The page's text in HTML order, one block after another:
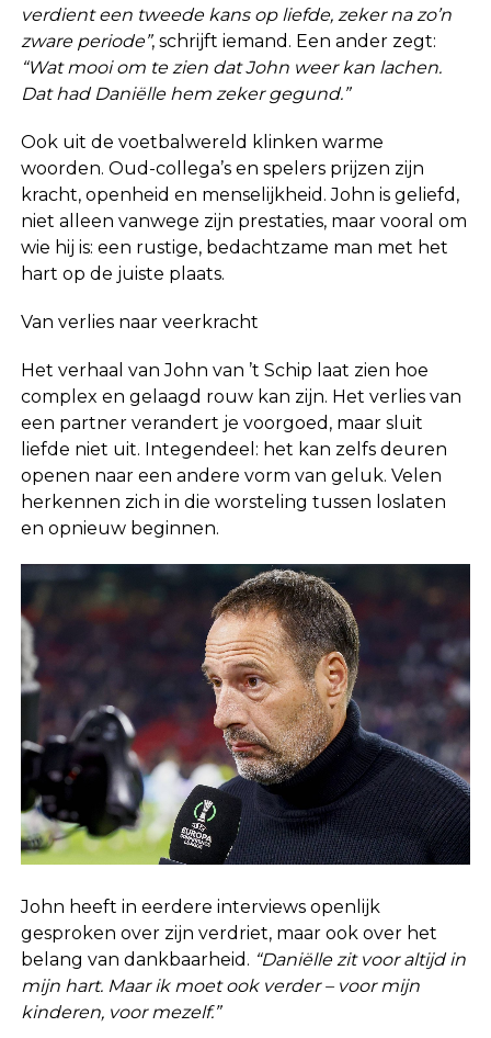
verdient een tweede kans op liefde, zeker na zo’n
zware periode”, schrijft iemand. Een ander zegt:
“Wat mooi om te zien dat John weer kan lachen.
Dat had Daniëlle hem zeker gegund.”
Ook uit de voetbalwereld klinken warme
woorden. Oud-collega’s en spelers prijzen zijn
kracht, openheid en menselijkheid. John is geliefd,
niet alleen vanwege zijn prestaties, maar vooral om
wie hij is: een rustige, bedachtzame man met het
hart op de juiste plaats.
Van verlies naar veerkracht
Het verhaal van John van ’t Schip laat zien hoe
complex en gelaagd rouw kan zijn. Het verlies van
een partner verandert je voorgoed, maar sluit
liefde niet uit. Integendeel: het kan zelfs deuren
openen naar een andere vorm van geluk. Velen
herkennen zich in die worsteling tussen loslaten
en opnieuw beginnen.
John heeft in eerdere interviews openlijk
gesproken over zijn verdriet, maar ook over het
belang van dankbaarheid. “Daniëlle zit voor altijd in
mijn hart. Maar ik moet ook verder – voor mijn
kinderen, voor mezelf.”